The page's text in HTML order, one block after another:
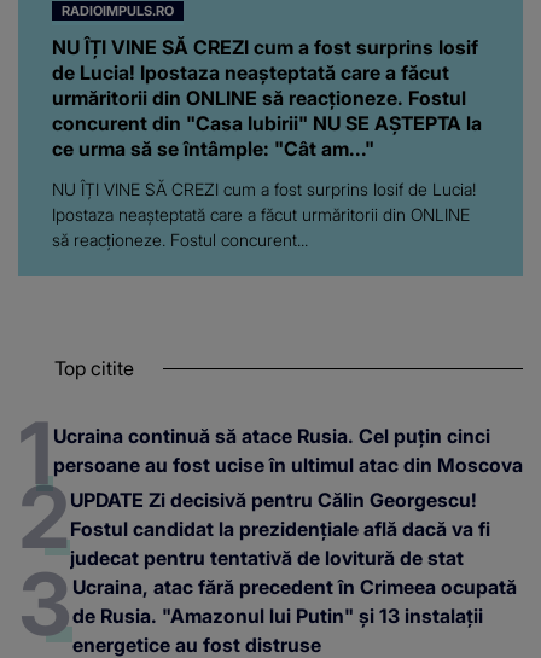
RADIOIMPULS.RO
NU ÎȚI VINE SĂ CREZI cum a fost surprins Iosif
de Lucia! Ipostaza neașteptată care a făcut
urmăritorii din ONLINE să reacționeze. Fostul
concurent din "Casa Iubirii" NU SE AȘTEPTA la
ce urma să se întâmple: "Cât am..."
NU ÎȚI VINE SĂ CREZI cum a fost surprins Iosif de Lucia!
Ipostaza neașteptată care a făcut urmăritorii din ONLINE
să reacționeze. Fostul concurent...
Top citite
Ucraina continuă să atace Rusia. Cel puțin cinci
persoane au fost ucise în ultimul atac din Moscova
UPDATE Zi decisivă pentru Călin Georgescu!
Fostul candidat la prezidențiale află dacă va fi
judecat pentru tentativă de lovitură de stat
Ucraina, atac fără precedent în Crimeea ocupată
de Rusia. "Amazonul lui Putin" și 13 instalații
energetice au fost distruse